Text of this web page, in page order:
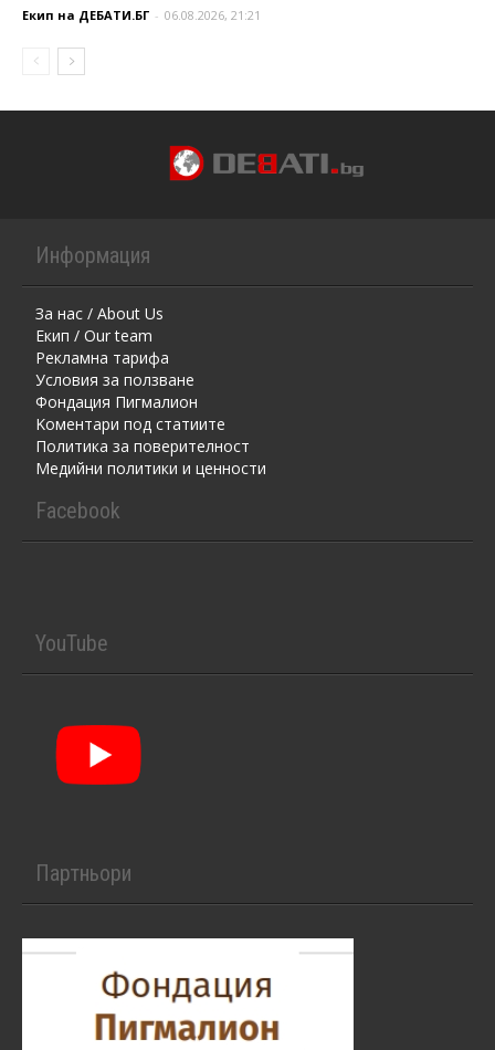
Екип на ДЕБАТИ.БГ - 06.08.2026, 21:21
Информация
За нас / About Us
Екип / Our team
Рекламна тарифа
Условия за ползване
Фондация Пигмалион
Kоментaри под статиите
Политика за поверителност
Медийни политики и ценности
Facebook
YouTube
Партньори